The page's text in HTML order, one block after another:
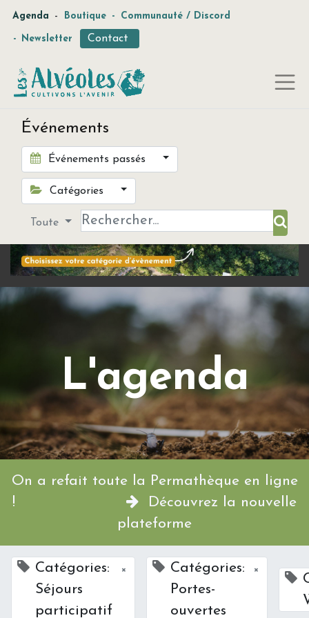
Agenda - Boutique - Communauté / Discord
- Newsletter Contact
Événements
Événements passés
Catégories
Toute
L'agenda
On a refait toute la Permathèque en ligne
!
Découvrez la nouvelle
plateforme
Catégories:
Séjours
participatif
×
Catégories:
Portes-
ouvertes
×